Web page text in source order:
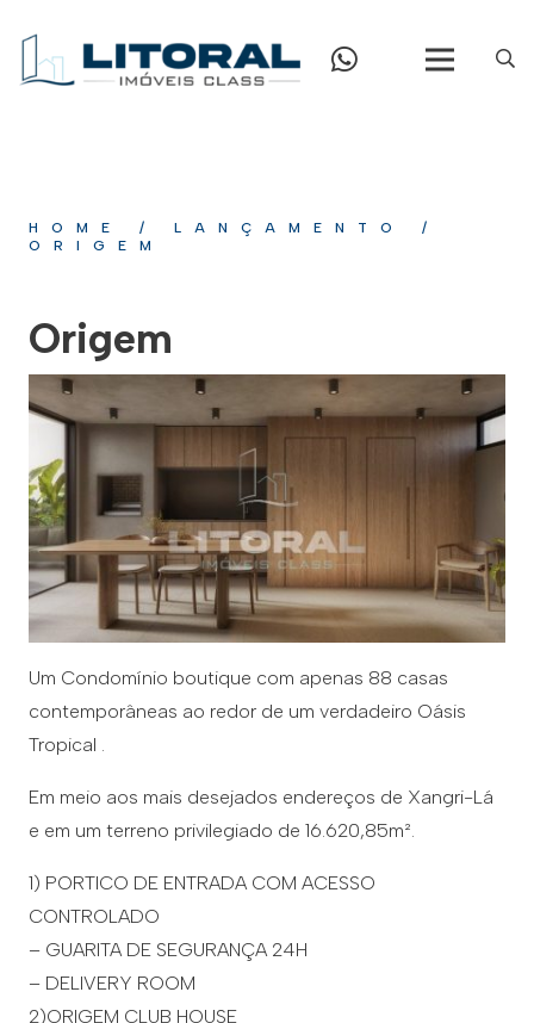
HOME / LANÇAMENTO
/
ORIGEM
Origem
Um Condomínio boutique com apenas 88 casas
contemporâneas ao redor de um verdadeiro Oásis
Tropical .
Em meio aos mais desejados endereços de Xangri-Lá
e em um terreno privilegiado de 16.620,85m².
1) PORTICO DE ENTRADA COM ACESSO
CONTROLADO
– GUARITA DE SEGURANÇA 24H
– DELIVERY ROOM
2)ORIGEM CLUB HOUSE